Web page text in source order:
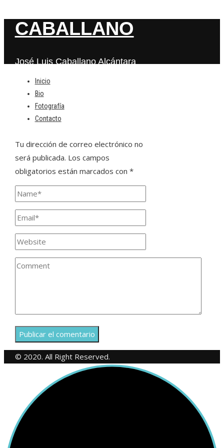
CABALLANO
José Luis Caballano Alcántara
Inicio
Bio
Fotografía
Contacto
Deja una respuesta
Tu dirección de correo electrónico no
será publicada. Los campos
obligatorios están marcados con *
© 2020. All Right Reserved.